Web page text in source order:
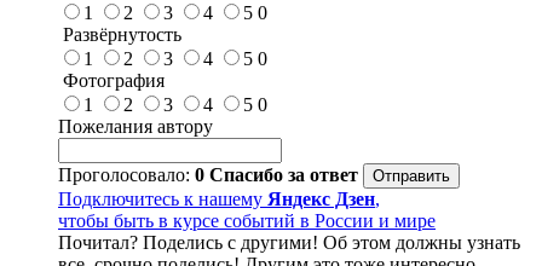
1
2 3 4 5 0
Развёрнутость
1
2 3 4 5 0
Фотография
1
2 3 4 5 0
Пожелания автору
Проголосовало: 0 Спасибо за ответ
Подключитесь к нашему Яндекс Дзен,
чтобы быть в курсе событий в России и мире
Почитал? Поделись с другими! Об этом должны узнать